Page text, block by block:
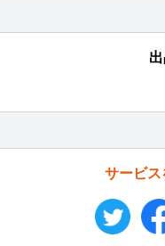
サービス